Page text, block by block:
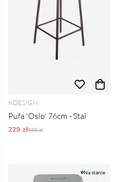
KDESIGN
Pufa 'Oslo' 76cm - Stal
229 złOrdynarne ceny:
569 zł
Na stanie